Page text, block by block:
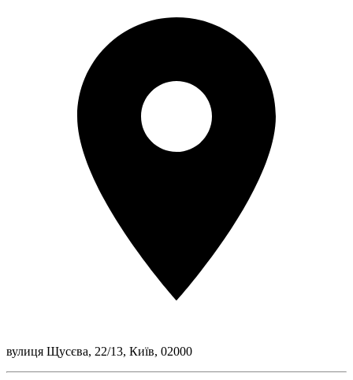
вулиця Щусєва, 22/13, Київ, 02000